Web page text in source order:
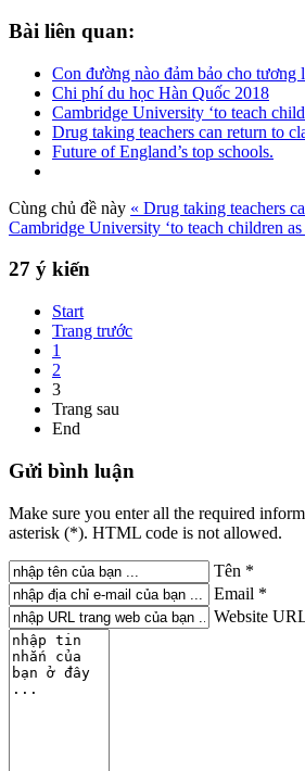
Bài liên quan:
Con đường nào đảm bảo cho tương
Chi phí du học Hàn Quốc 2018
Cambridge University ‘to teach
Drug taking teachers can return to
Future of England’s top schools.
Cùng chủ đề này « Drug taking teachers
Cambridge University ‘to teach children
27 ý kiến
Start
Trang trước
1
2
3
Trang sau
End
Gửi bình luận
Make sure you enter all the required
asterisk (*). HTML code is not allowed.
Tên *
Email *
Website